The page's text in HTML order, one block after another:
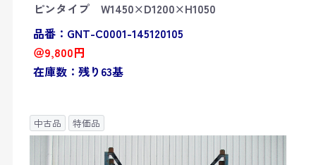
ピンタイプ W1450×D1200×H1050
品番：GNT-C0001-145120105
＠9,800円
在庫数：残り63基
中古品 特価品